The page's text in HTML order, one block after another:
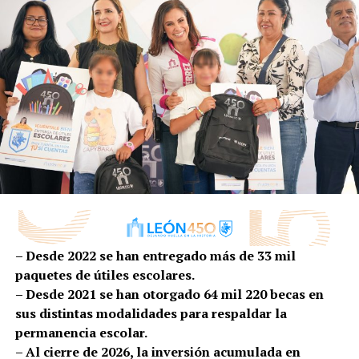
UP NEXT
La gestión de espacios de expresión para artistas
urbanos es fácil
DON'T MISS
Participan vecinos de la colonia Jacinto López para
mejorar su calidad de vida
– Desde 2022 se han entregado más de 33 mil
paquetes de útiles escolares.
– Desde 2021 se han otorgado 64 mil 220 becas en
sus distintas modalidades para respaldar la
permanencia escolar.
– Al cierre de 2026, la inversión acumulada en